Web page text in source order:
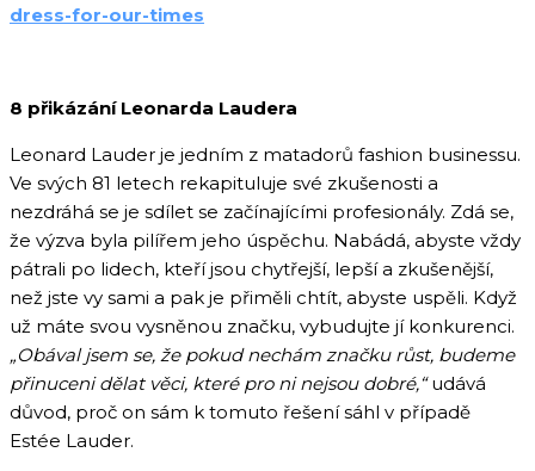
dress-for-our-times
8 přikázání Leonarda Laudera
Leonard Lauder je jedním z matadorů fashion businessu.
Ve svých 81 letech rekapituluje své zkušenosti a
nezdráhá se je sdílet se začínajícími profesionály. Zdá se,
že výzva byla pilířem jeho úspěchu. Nabádá, abyste vždy
pátrali po lidech, kteří jsou chytřejší, lepší a zkušenější,
než jste vy sami a pak je přiměli chtít, abyste uspěli. Když
už máte svou vysněnou značku, vybudujte jí konkurenci.
„Obával jsem se, že pokud nechám značku růst, budeme
přinuceni dělat věci, které pro ni nejsou dobré,“udává
důvod, proč on sám k tomuto řešení sáhl v případě
Estée Lauder.